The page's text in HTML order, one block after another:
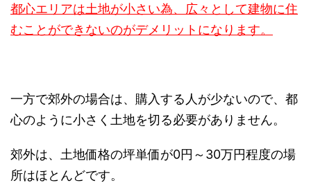
都心エリアは土地が小さい為、広々として建物に住
むことができないのがデメリットになります。
一方で郊外の場合は、購入する人が少ないので、都
心のように小さく土地を切る必要がありません。
郊外は、土地価格の坪単価が0円～30万円程度の場
所はほとんどです。